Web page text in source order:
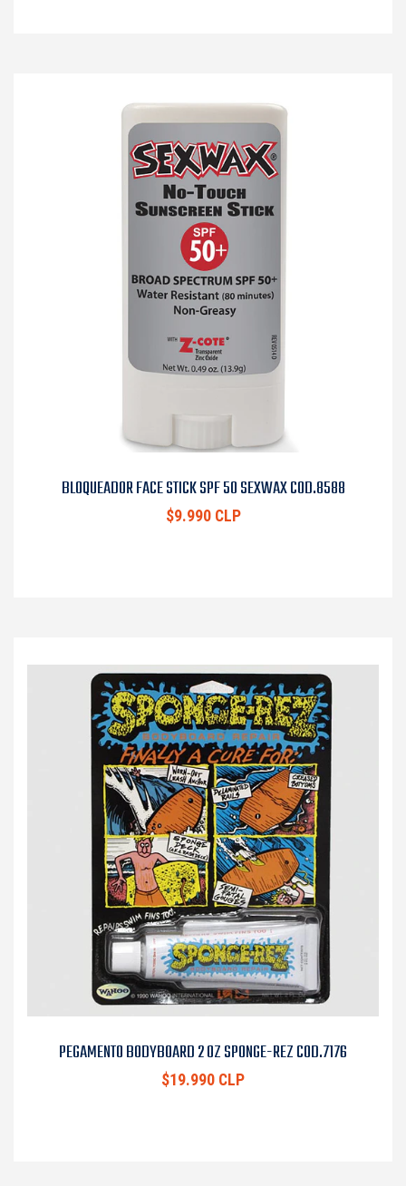
BLOQUEADOR FACE STICK SPF 50 SEXWAX COD.8588
$9.990 CLP
PEGAMENTO BODYBOARD 2 OZ SPONGE-REZ COD.7176
$19.990 CLP